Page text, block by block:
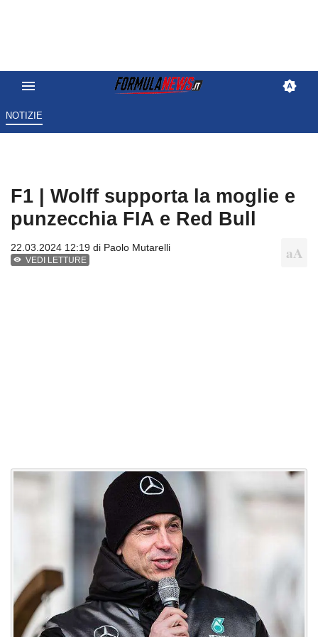
NOTIZIE
F1 | Wolff supporta la moglie e
punzecchia FIA e Red Bull
22.03.2024 12:19 di Paolo Mutarelli
VEDI LETTURE